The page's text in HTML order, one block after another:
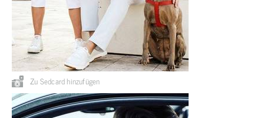
Zu Sedcard hinzufügen